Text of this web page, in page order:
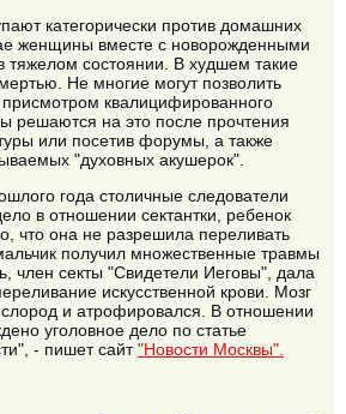
категорически против домашних
женщины вместе с новорожденными
тяжелом состоянии. В худшем такие
Не многие могут позволить
квалицифированного
решаются на это после прочтения
или посетив форумы, а также
"духовных акушерок".
года столичные следователи
в отношении сектантки, ребенок
что она не разрешила переливать
получил множественные травмы
член секты "Свидетели Иеговы", дала
искусственной крови. Мозг
и атрофировался. В отношении
уголовное дело по статье
- пишет сайт"Новости Москвы".